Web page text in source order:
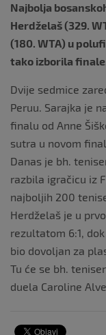
Najbolja
Herdželaš (329.
(180. WTA) u
tako izborila
Dvije sedmice
Peruu. Sarajka je
finalu od Anne
sutra u novom
Danas je bh.
razbila igračicu iz
najboljih 200
Herdželaš je u
rezultatom 6:1,
bio dovoljan za
Tu će se bh.
duela Caroline